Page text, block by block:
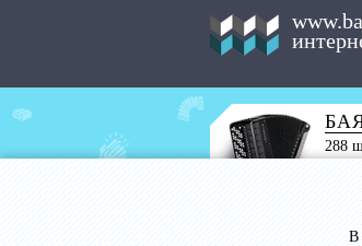
288
В